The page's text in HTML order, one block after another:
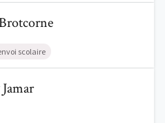
Brotcorne
scolaire
Jamar
Jamar